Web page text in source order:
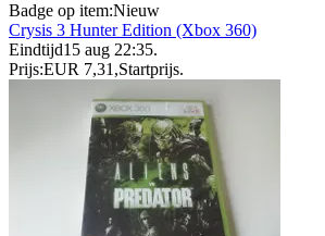
Badge op item:Nieuw
Crysis 3 Hunter Edition (Xbox 360)
Eindtijd15 aug 22:35.
Prijs:EUR 7,31 ,Startprijs.